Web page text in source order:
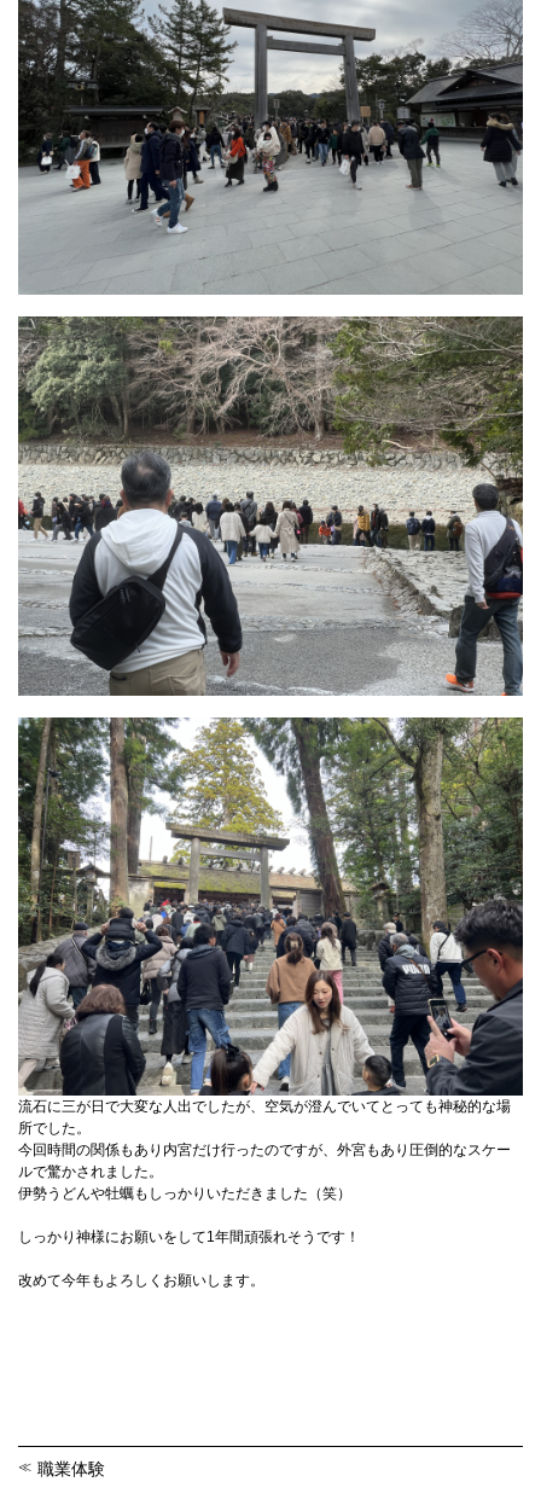
流石に三が日で大変な人出でしたが、空気が澄んでいてとっても神秘的な場
所でした。
今回時間の関係もあり内宮だけ行ったのですが、外宮もあり圧倒的なスケー
ルで驚かされました。
伊勢うどんや牡蠣もしっかりいただきました（笑）
しっかり神様にお願いをして1年間頑張れそうです！
改めて今年もよろしくお願いします。
職業体験